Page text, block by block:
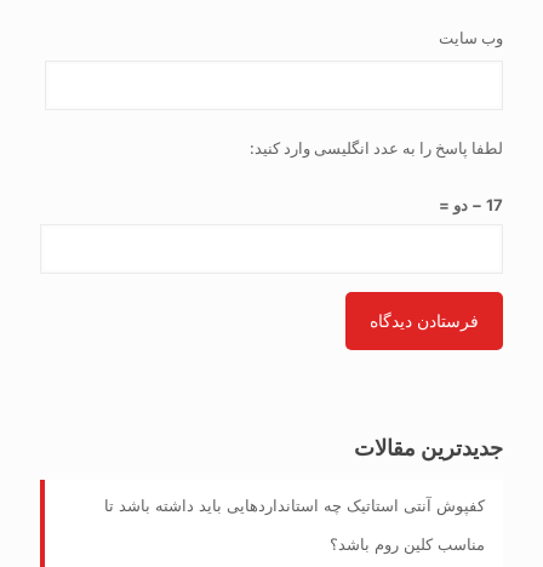
وب‌ سایت
لطفا پاسخ را به عدد انگلیسی وارد کنید:
17 − دو =
جدیدترین مقالات
کفپوش آنتی‌ استاتیک چه استانداردهایی باید داشته باشد تا
مناسب کلین روم باشد؟